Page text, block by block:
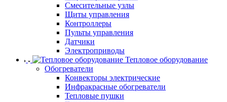
Смесительные узлы
Щиты управления
Контроллеры
Пульты управления
Датчики
Электроприводы
Тепловое оборудование
Обогреватели
Конвекторы электрические
Инфракрасные обогреватели
Тепловые пушки